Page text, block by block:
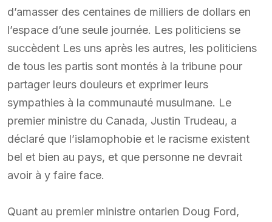
d’amasser des centaines de milliers de dollars en
l’espace d’une seule journée. Les politiciens se
succèdent Les uns après les autres, les politiciens
de tous les partis sont montés à la tribune pour
partager leurs douleurs et exprimer leurs
sympathies à la communauté musulmane. Le
premier ministre du Canada, Justin Trudeau, a
déclaré que l’islamophobie et le racisme existent
bel et bien au pays, et que personne ne devrait
avoir à y faire face.
Quant au premier ministre ontarien Doug Ford,